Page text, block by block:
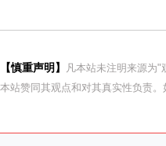
【慎重声明】
凡本站未注明来源为
本站赞同其观点和对其真实性负责